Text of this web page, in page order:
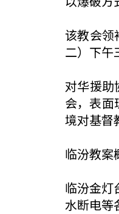
该教会领
二）下午
对华援助
会，表面
境对基督
临汾教案
临汾金灯
水断电等